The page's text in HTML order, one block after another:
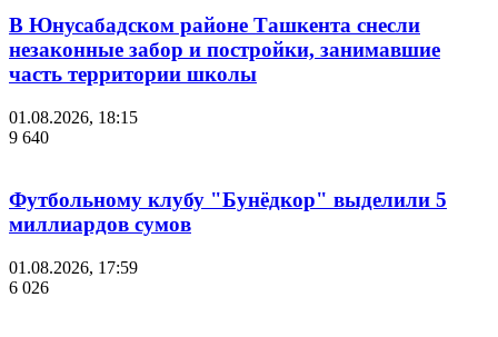
В Юнусабадском районе Ташкента снесли
незаконные забор и постройки, занимавшие
часть территории школы
01.08.2026, 18:15
9 640
Футбольному клубу "Бунёдкор" выделили 5
миллиардов сумов
01.08.2026, 17:59
6 026